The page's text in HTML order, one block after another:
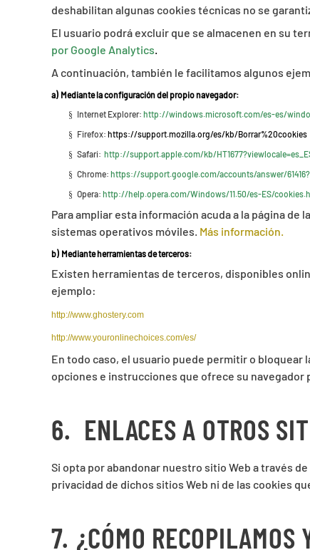
deshabilitan algunas cookies técnicas no se
El usuario podrá excluir que se almacenen en su
por Google Analytics.
A continuación, también le facilitamos algunos
a) Mediante la configuración del propio navegador:
§ Internet Explorer: http://windows.microsoft.com/es-es/
§ Firefox: https://support.mozilla.org/es/kb/Borrar%20cookies
§ Safari: http://support.apple.com/kb/
§ Chrome: https://support.google.com/accounts/answer/
§ Opera: http://help.opera.com/Windows/11.50/es-ES/
Para ampliar esta información acuda a la página
sistemas operativos móviles. Más información.
b) Mediante herramientas de terceros:
Existen herramientas de terceros, disponibles
ejemplo:
http://www.ghostery.com
http://www.youronlinechoices.com/es/
En todo caso, el usuario puede permitir o bloquear
opciones e instrucciones que ofrece su navegador
6. ENLACES A OTROS
Si opta por abandonar nuestro sitio Web a través
privacidad de dichos sitios Web ni de las cookies
7. ¿CÓMO